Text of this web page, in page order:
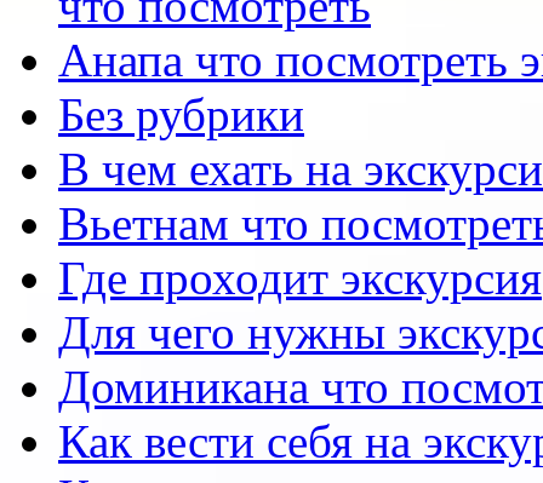
Анапа что посмотреть
Без рубрики
В чем ехать на
Вьетнам что
Где проходит экскурсия
Для чего нужны
Доминикана что
Как вести себя на